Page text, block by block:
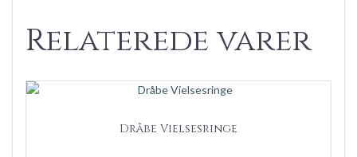
Relaterede varer
Dråbe Vielsesringe